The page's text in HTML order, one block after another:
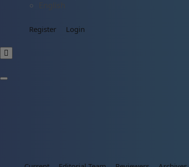
Register Login